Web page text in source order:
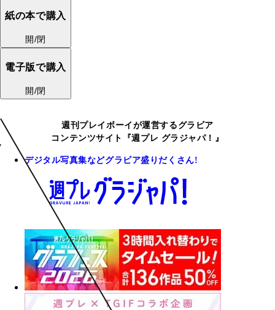
紙の本で購入
開/閉
電子版で購入
開/閉
週刊プレイボーイが運営するグラビア
コンテンツサイト『週プレ グラジャパ！』
デジタル写真集などグラビア盛りだくさん!